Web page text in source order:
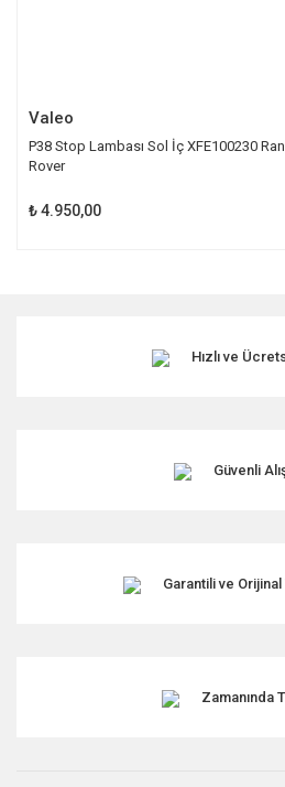
Valeo
P38 Stop Lambası Sol İç XFE100230
Rover
₺ 4.950,00
Hızlı ve
Güvenli
Garantili ve
Zamanında